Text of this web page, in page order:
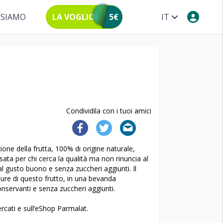
IT
LA VOGLIO! 5€
Condividila con i tuoi amici
della frutta, 100% di origine naturale,
per chi cerca la qualità ma non rinuncia al
buono e senza zuccheri aggiunti. Il
di questo frutto, in una bevanda
e senza zuccheri aggiunti.
e sull’eShop Parmalat.